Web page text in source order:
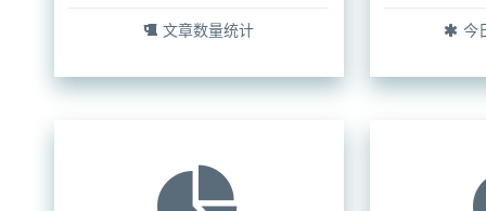
文章数量统计 今